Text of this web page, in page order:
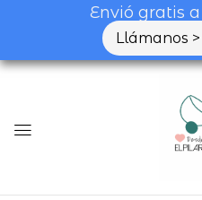
Envió gratis
Llámanos